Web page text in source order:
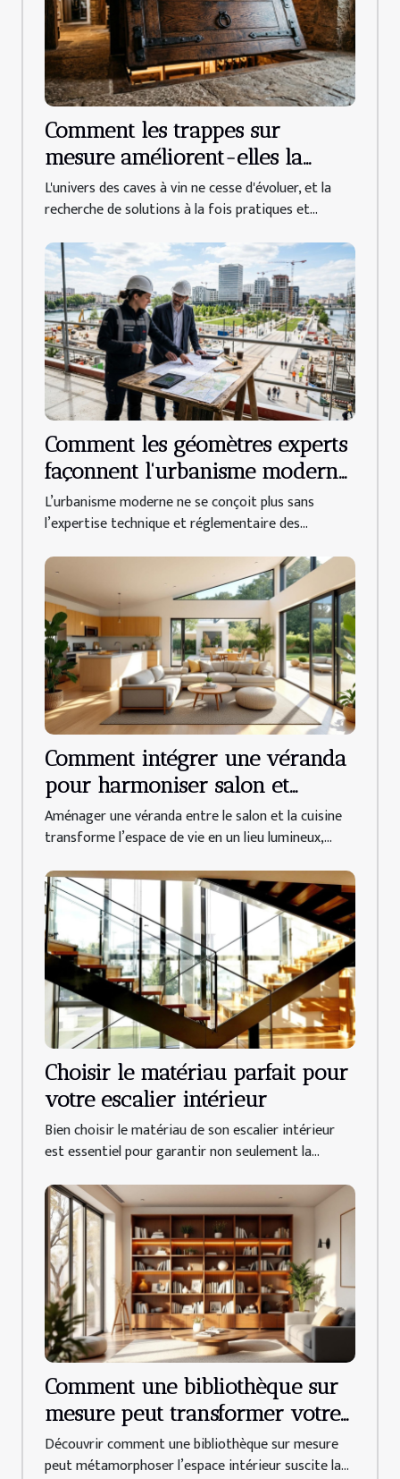
Comment les trappes sur
mesure améliorent-elles la
sécurité et l'esthétique des caves
à vin ?
L'univers des caves à vin ne cesse d'évoluer, et la
recherche de solutions à la fois pratiques et...
Comment les géomètres experts
façonnent l'urbanisme moderne
?
L’urbanisme moderne ne se conçoit plus sans
l’expertise technique et réglementaire des...
Comment intégrer une véranda
pour harmoniser salon et
cuisine ?
Aménager une véranda entre le salon et la cuisine
transforme l’espace de vie en un lieu lumineux,...
Choisir le matériau parfait pour
votre escalier intérieur
Bien choisir le matériau de son escalier intérieur
est essentiel pour garantir non seulement la...
Comment une bibliothèque sur
mesure peut transformer votre
intérieur ?
Découvrir comment une bibliothèque sur mesure
peut métamorphoser l’espace intérieur suscite la...